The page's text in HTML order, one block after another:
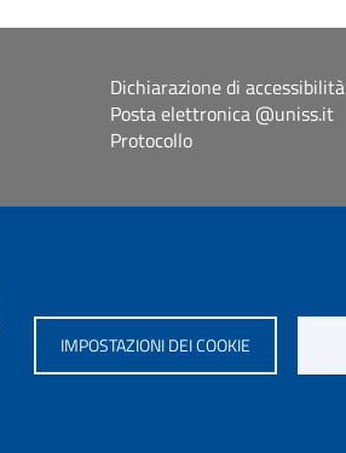
IMPOSTAZIONI DEI COOKIE
Dichiarazione di accessibilità
Posta elettronica @uniss.it
Protocollo